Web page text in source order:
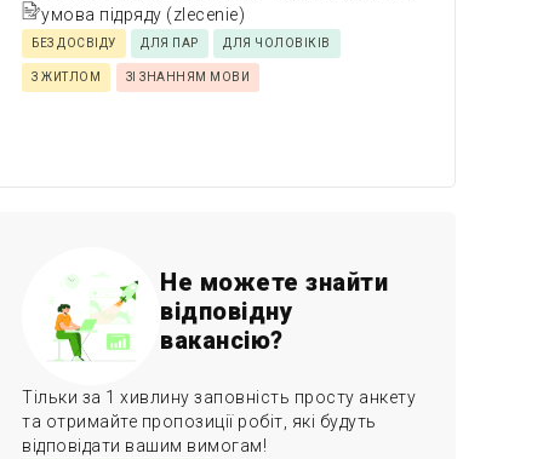
умова підряду (zlecenie)
БЕЗ ДОСВІДУ ДЛЯ ПАР ДЛЯ ЧОЛОВІКІВ
З ЖИТЛОМ ЗІ ЗНАННЯМ МОВИ
Не можете знайти
відповідну
вакансію?
Тільки за 1 хивлину заповність просту анкету
та отримайте пропозиції робіт, які будуть
відповідати вашим вимогам!